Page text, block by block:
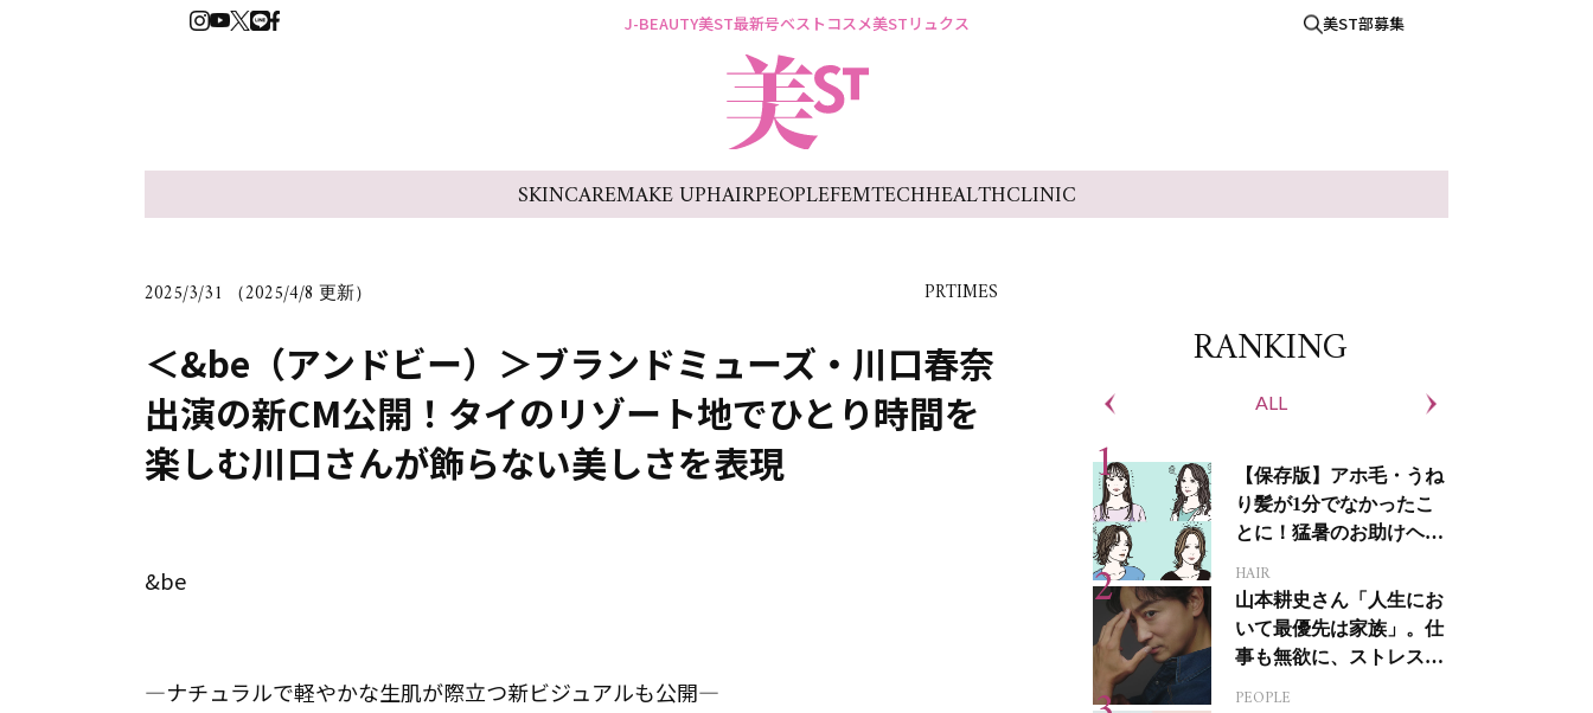
J-BEAUTY美ST最新号ベストコスメ美STリュクス 美ST部募集
SKINCAREMAKE UPHAIRPEOPLEFEMTECHHEALTHCLINIC
2025/3/31 （2025/4/8 更新） PRTIMES
＜&be（アンドビー）＞ブランドミューズ・川口春奈
出演の新CM公開！タイのリゾート地でひとり時間を
楽しむ川口さんが飾らない美しさを表現
&be
―ナチュラルで軽やかな生肌が際立つ新ビジュアルも公開―
RANKING
ALL
【保存版】アホ毛・うね
り髪が1分でなかったこ
とに！猛暑のお助けヘア
HAIR
山本耕史さん「人生にお
いて最優先は家族」。仕
事も無欲に、ストレスを
PEOPLE